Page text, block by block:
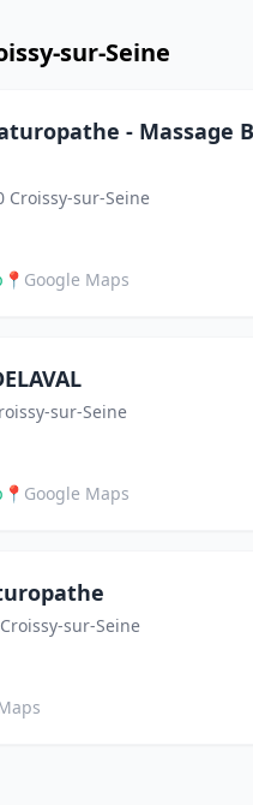
sur-Seine
- Massage
Croissy-sur-Seine
📍 Google Maps
sur-Seine
📍 Google Maps
sur-Seine